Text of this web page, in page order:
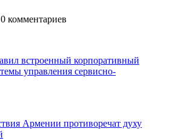
0 комментариев
встроенный корпоративный
управления сервисно-
Армении противоречат духу